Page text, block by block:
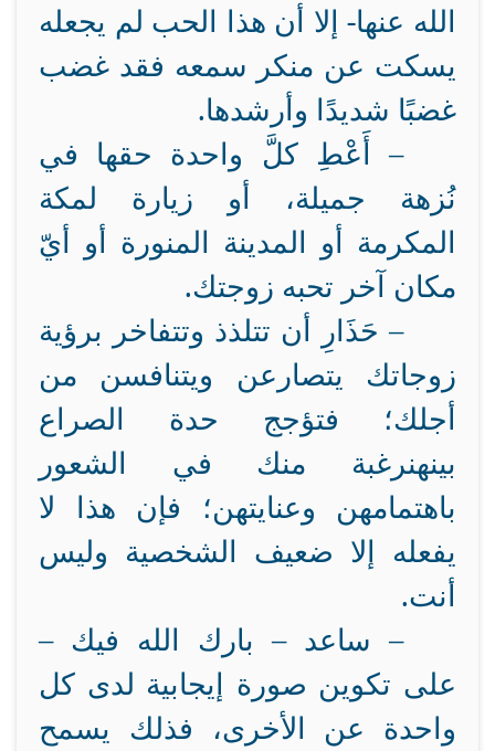
الله عنها- إلا أن هذا الحب لم يجعله
يسكت عن منكر سمعه فقد غضب
غضبًا شديدًا وأرشدها.
– أَعْطِ كلَّ واحدة حقها في
نُزهة جميلة، أو زيارة لمكة
المكرمة أو المدينة المنورة أو أيّ
مكان آخر تحبه زوجتك.
–حَذَارِ أن تتلذذ وتتفاخر برؤية
زوجاتك يتصارعن ويتنافسن من
أجلك؛ فتؤجج حدة الصراع
بينهنرغبة منك في الشعور
باهتمامهن وعنايتهن؛ فإن هذا لا
يفعله إلا ضعيف الشخصية وليس
أنت.
– ساعد – بارك الله فيك –
على تكوين صورة إيجابية لدى كل
واحدة عن الأخرى، فذلك يسمح